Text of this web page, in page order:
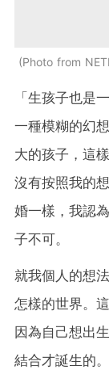
Photo from
「生孩子也是
一種模糊的幻
大的孩子，這
沒有按照我的
婚一樣，我認
子不可。
就我個人的想
怎樣的世界。
因為自己想出
結合才誕生的